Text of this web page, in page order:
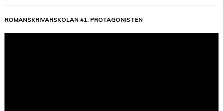
ROMANSKRIVARSKOLAN #1: PROTAGONISTEN